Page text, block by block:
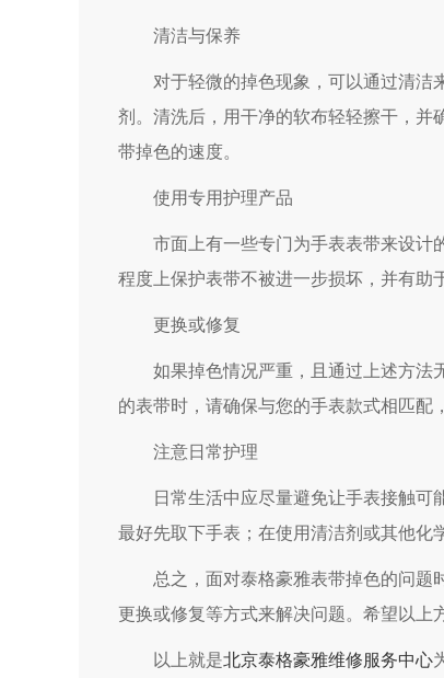
清洁与保养
对于轻微的掉色现象，可以通过清洁
剂。清洗后，用干净的软布轻轻擦干，并
带掉色的速度。
使用专用护理产品
市面上有一些专门为手表表带来设计
程度上保护表带不被进一步损坏，并有助
更换或修复
如果掉色情况严重，且通过上述方法
的表带时，请确保与您的手表款式相匹配
注意日常护理
日常生活中应尽量避免让手表接触可能
最好先取下手表；在使用清洁剂或其他化
总之，面对泰格豪雅表带掉色的问题
更换或修复等方式来解决问题。希望以上
以上就是北京泰格豪雅维修服务中心